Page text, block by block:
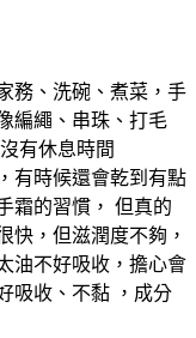
務、洗碗、煮菜，手
編繩、串珠、打毛
有休息時間
有時候還會乾到有點
霜的習慣， 但真的
快，但滋潤度不夠，
油不好吸收，擔心會
吸收、不黏 ，成分